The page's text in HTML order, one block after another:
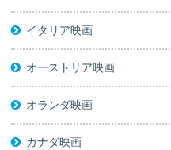
イタリア映画
オーストリア映画
オランダ映画
カナダ映画